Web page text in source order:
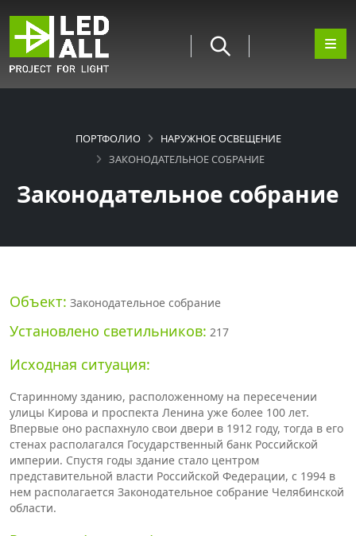
Законодательное собрание
ПОРТФОЛИО
НАРУЖНОЕ ОСВЕЩЕНИЕ
ЗАКОНОДАТЕЛЬНОЕ СОБРАНИЕ
Объект: Законодательное собрание
Установлено светильников: 217
Исходная ситуация:
Старинному зданию, расположенному на пересечении
улицы Кирова и проспекта Ленина уже более 100 лет.
Впервые оно распахнуло свои двери в 1912 году, тогда в его
стенах располагался Государственный банк Российской
империи. Спустя годы здание стало центром
представительной власти Российской Федерации, с 1994 в
нем располагается Законодательное собрание Челябинской
области.